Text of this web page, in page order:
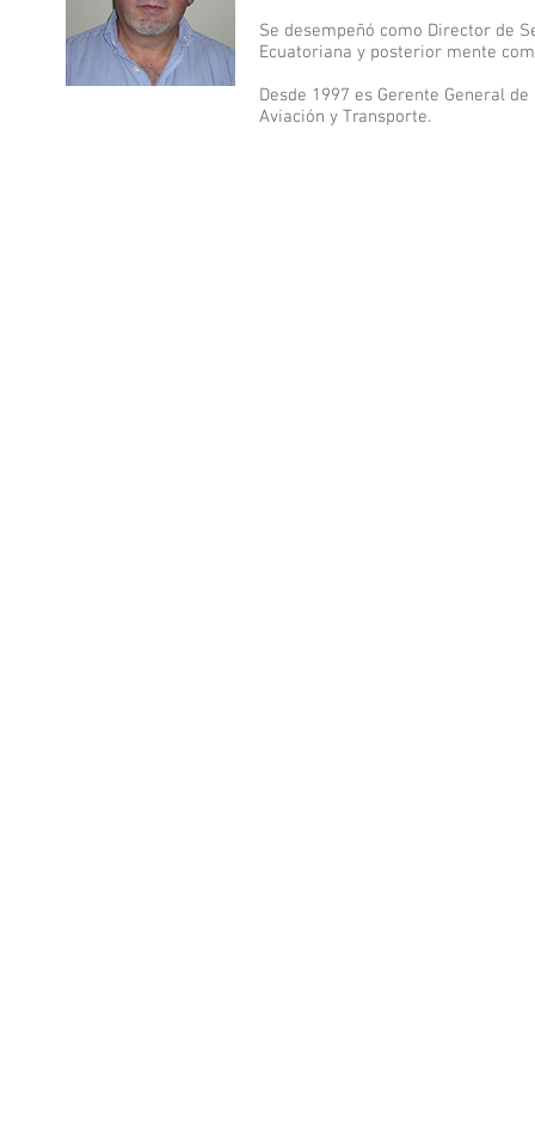
Se desempeñó como Director de
Ecuatoriana y posterior mente
Desde 1997 es Gerente General
Aviación y Transporte.